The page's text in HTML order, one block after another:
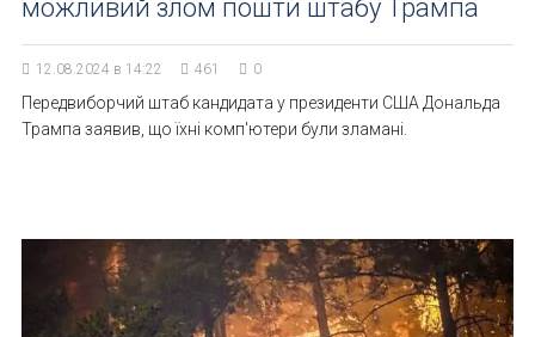
можливий злом пошти штабу Трампа
12.08.2024 в 14:22 461 0
Передвиборчий штаб кандидата у президенти США Дональда
Трампа заявив, що їхні комп'ютери були зламані.